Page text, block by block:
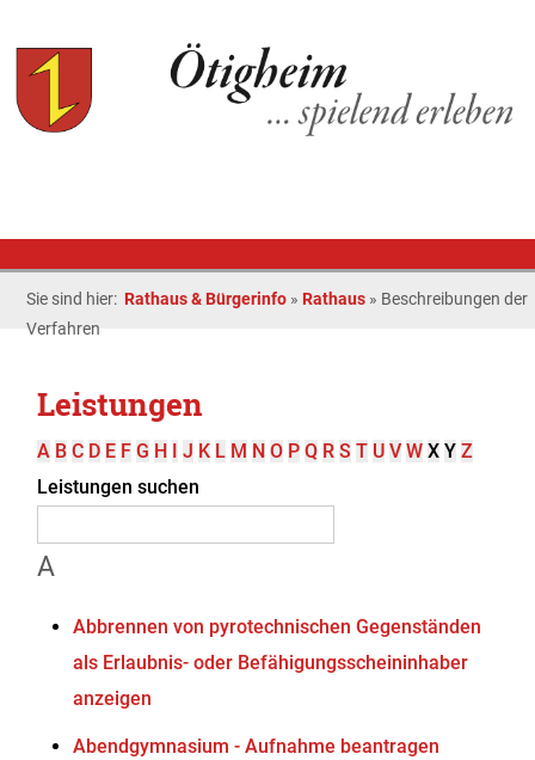
Sie sind hier: Rathaus & Bürgerinfo » Rathaus » Beschreibungen der
Verfahren
Leistungen
A B C D E F G H I J K L M N O P Q R S T U V W X Y Z
Leistungen suchen
A
Abbrennen von pyrotechnischen Gegenständen
als Erlaubnis- oder Befähigungsscheininhaber
anzeigen
Abendgymnasium - Aufnahme beantragen